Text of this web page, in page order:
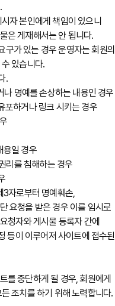
자 본인에게 책임이 있으니
은 게재해서는 안 됩니다.
가 있는 경우 운영자는 회원의
있습니다.
.
명예를 손상하는 내용인 경우
포하거나 링크 시키는 경우
용일 경우
리를 침해하는 경우
자로부터 명예훼손,
요청을 받은 경우 이를 임시로
청자와 게시물 등록자 간에
등이 이루어져 사이트에 접수된
를 중단하게 될 경우, 회원에게
조치를 하기 위해 노력합니다.